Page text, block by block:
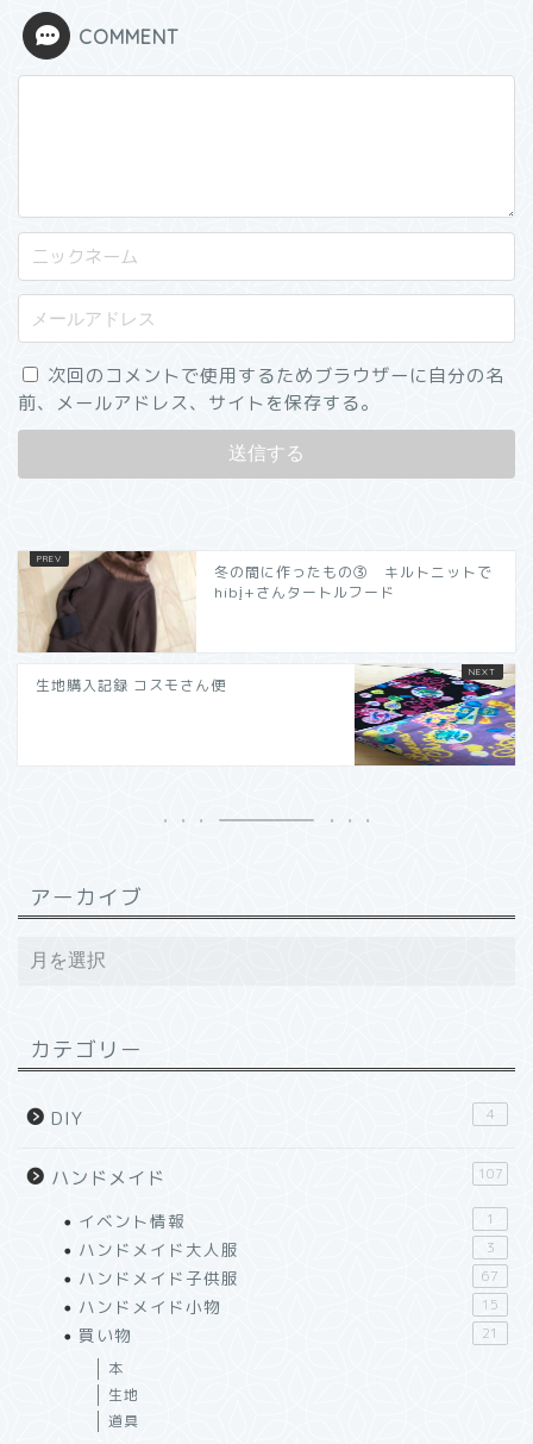
COMMENT
次回のコメントで使用するためブラウザーに自分の名
前、メールアドレス、サイトを保存する。
冬の間に作ったもの③ キルトニットで
hibi̟+さんタートルフード
生地購入記録 コスモさん便
アーカイブ
カテゴリー
DIY 4
ハンドメイド 107
イベント情報 1
ハンドメイド大人服 3
ハンドメイド子供服 67
ハンドメイド小物 15
買い物 21
本
生地
道具